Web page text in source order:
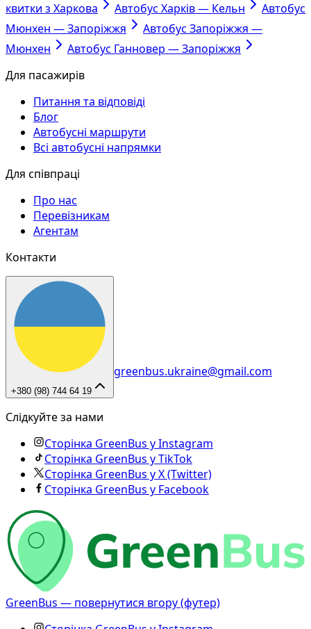
квитки з Харкова
Автобус Харків — Кельн
Автобус
Мюнхен — Запоріжжя
Автобус Запоріжжя —
Мюнхен
Автобус Ганновер — Запоріжжя
Для пасажирів
Питання та відповіді
Блог
Автобусні маршрути
Всі автобусні напрямки
Для співпраці
Про нас
Перевізникам
Агентам
Контакти
+380 (98) 744 64 19
greenbus.ukraine@gmail.com
Слідкуйте за нами
Сторінка GreenBus у Instagram
Сторінка GreenBus у TikTok
Сторінка GreenBus у X (Twitter)
Сторінка GreenBus у Facebook
GreenBus — повернутися вгору (футер)